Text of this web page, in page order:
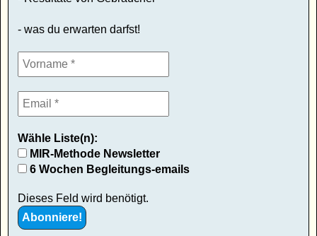
- was du erwarten darfst!
Wähle Liste(n):
MIR-Methode Newsletter
6 Wochen Begleitungs-emails
Dieses Feld wird benötigt.